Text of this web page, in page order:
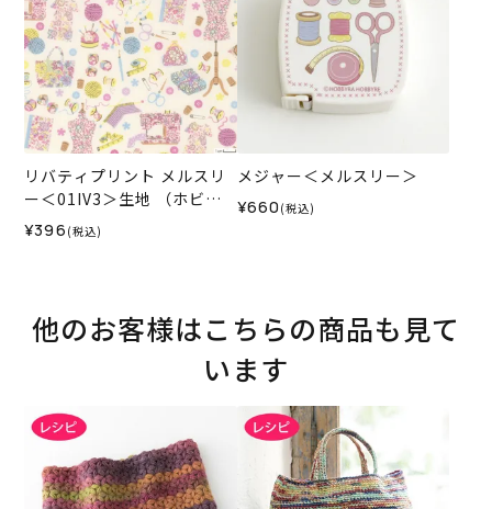
リバティプリント メルスリ
ー＜01IV3＞生地 （ホビー
ラホビーレオリジナル）202
6SS★復刻色
¥396 (税込)
メジャー＜メルスリー＞
¥660 (税込)
他のお客様はこちらの商品も見て
います